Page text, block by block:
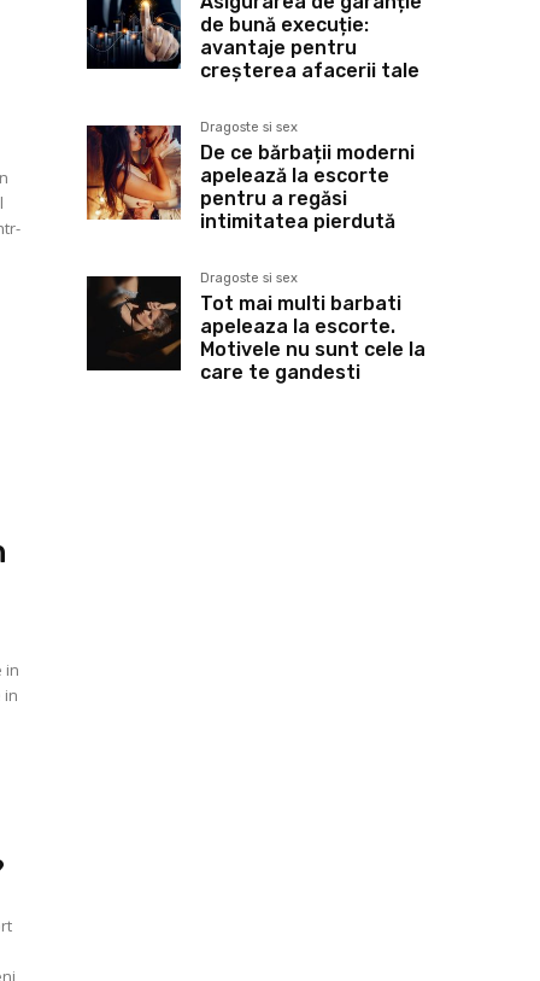
in
in
de bună execuție:
avantaje pentru
creșterea afacerii tale
Dragoste si sex
De ce bărbații moderni
apelează la escorte
pentru a regăsi
intimitatea pierdută
Dragoste si sex
Tot mai multi barbati
apeleaza la escorte.
Motivele nu sunt cele la
care te gandesti